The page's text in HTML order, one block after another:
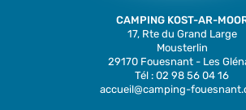
CAMPING KOST-AR-
17, Rte du Grand Large
Mousterlin
29170 Fouesnant - Les
Tél : 02 98 56 04 16
accueil@camping-